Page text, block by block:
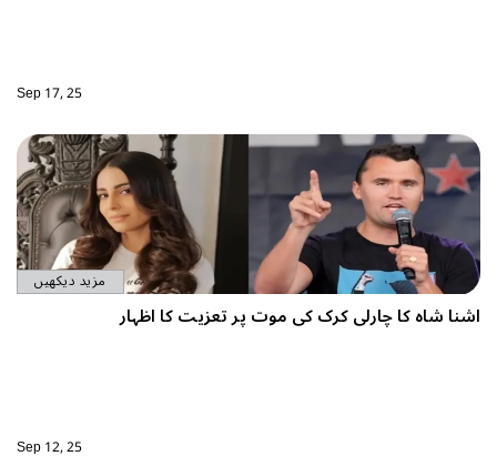
Sep 17, 25
مزید دیکھیں
شاہ کا چارلی کرک کی موت پر تعزیت کا اظہار
Sep 12, 25